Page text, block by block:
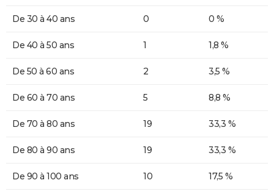
De 30 à 40 ans 0 0 %
De 40 à 50 ans 1 1,8 %
De 50 à 60 ans 2 3,5 %
De 60 à 70 ans 5 8,8 %
De 70 à 80 ans 19 33,3 %
De 80 à 90 ans 19 33,3 %
De 90 à 100 ans 10 17,5 %